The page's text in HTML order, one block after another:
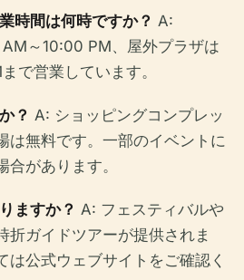
時間は何時ですか？ A:
AM～10:00 PM、屋外プラザは
で営業しています。
？ A: ショッピングコンプレッ
は無料です。一部のイベントに
があります。
ますか？ A: フェスティバルや
折ガイドツアーが提供されま
は公式ウェブサイトをご確認く